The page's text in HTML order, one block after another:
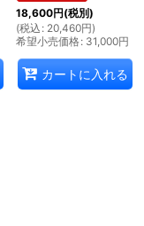
18,600円(税別)
(税込 : 20,460円)
希望小売価格: 31,000円
カートに入れる